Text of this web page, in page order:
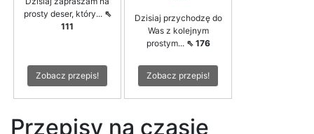
prosty deser, który... ⇖
111
Zobacz przepis!
Dzisiaj przychodzę do
Was z kolejnym
prostym... ⇖ 176
Zobacz przepis!
Przepisy na czasie